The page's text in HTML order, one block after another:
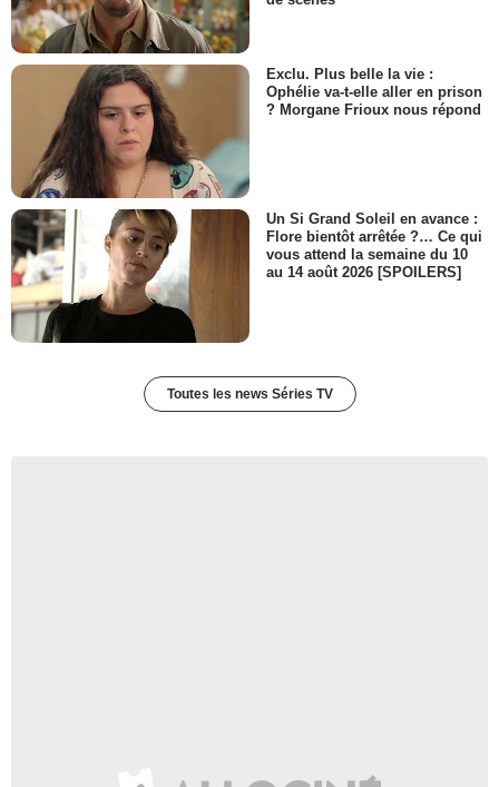
Exclu. Plus belle la vie :
Ophélie va-t-elle aller en prison
? Morgane Frioux nous répond
Un Si Grand Soleil en avance :
Flore bientôt arrêtée ?… Ce qui
vous attend la semaine du 10
au 14 août 2026 [SPOILERS]
Toutes les news Séries TV